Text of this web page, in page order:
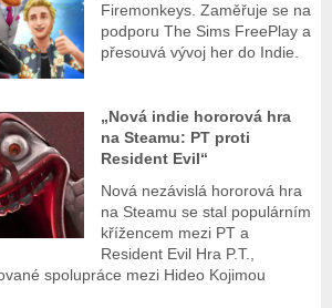
Firemonkeys. Zaměřuje se na
podporu The Sims FreePlay a
přesouvá vývoj her do Indie.
„Nová indie hororová hra
na Steamu: PT proti
Resident Evil“
Nová nezávislá hororová hra
na Steamu se stal populárním
křížencem mezi PT a
Resident Evil Hra P.T.,
spolupráce mezi Hideo Kojimou